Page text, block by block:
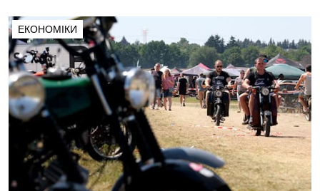
ЕКОНОМІКИ